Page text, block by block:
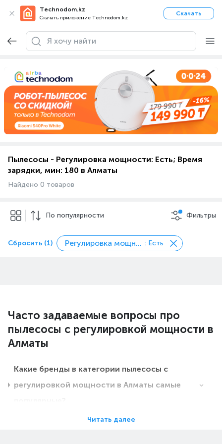
Technodom.kz
Скачать приложение Technodom.kz
Скачать
Пылесосы - Регулировка мощности: Есть; Время
зарядки, мин: 180 в Алматы
Найдено 0 товаров
По популярности Фильтры
Сбросить (1) Регулировка мощности : Есть
Часто задаваемые вопросы про
пылесосы с регулировкой мощности в
Алматы
Какие бренды в категории пылесосы с
регулировкой мощности в Алматы самые
Читать далее